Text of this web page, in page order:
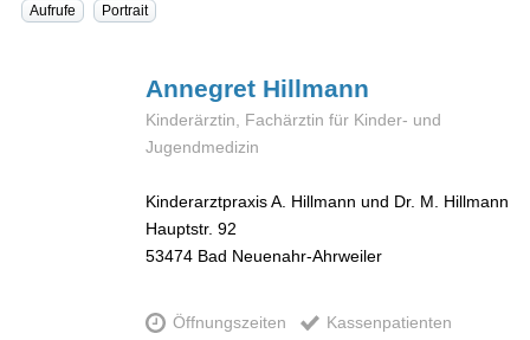
Aufrufe
Portrait
Annegret Hillmann
Kinderärztin, Fachärztin für Kinder- und
Jugendmedizin
Kinderarztpraxis A. Hillmann und Dr. M. Hillmann
Hauptstr. 92
53474 Bad Neuenahr-Ahrweiler
Öffnungszeiten
Kassenpatienten